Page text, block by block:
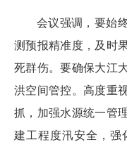
会议强调，要始
测预报精准度，及时
死群伤。要确保大江
洪空间管控。高度重
抓，加强水源统一管
建工程度汛安全，强